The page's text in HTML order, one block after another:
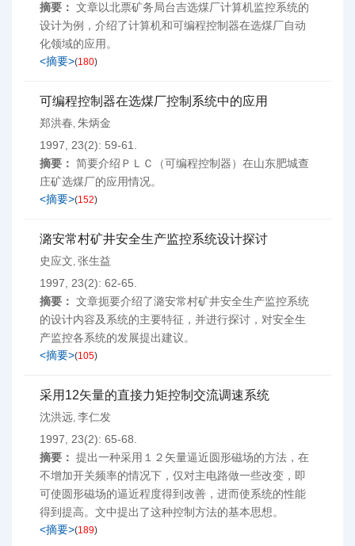
摘要： 文章以北票矿务局台吉选煤厂计算机监控系统的
设计为例，介绍了计算机和可编程控制器在选煤厂自动
化领域的应用。
<摘要>(180)
可编程控制器在选煤厂控制系统中的应用
郑洪春, 朱炳金
1997, 23(2): 59-61.
摘要： 简要介绍ＰＬＣ（可编程控制器）在山东肥城查
庄矿选煤厂的应用情况。
<摘要>(152)
潞安常村矿井安全生产监控系统设计探讨
史应文, 张生益
1997, 23(2): 62-65.
摘要： 文章扼要介绍了潞安常村矿井安全生产监控系统
的设计内容及系统的主要特征，并进行探讨，对安全生
产监控各系统的发展提出建议。
<摘要>(105)
采用12矢量的直接力矩控制交流调速系统
沈洪远, 李仁发
1997, 23(2): 65-68.
摘要： 提出一种采用１２矢量逼近圆形磁场的方法，在
不增加开关频率的情况下，仅对主电路做一些改变，即
可使圆形磁场的逼近程度得到改善，进而使系统的性能
得到提高。文中提出了这种控制方法的基本思想。
<摘要>(189)